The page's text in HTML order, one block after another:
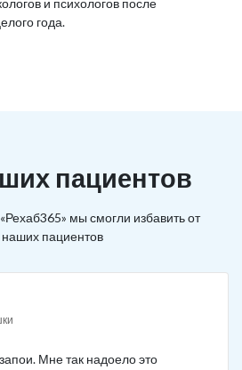
и психологов после
года.
пациентов
мы смогли избавить от
пациентов
Мне так надоело это